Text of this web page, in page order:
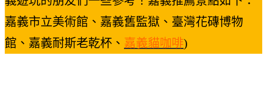
嘉義市立美術館、嘉義舊監獄、臺灣花磚博物
館、嘉義耐斯老乾杯、 嘉義貓咖啡)